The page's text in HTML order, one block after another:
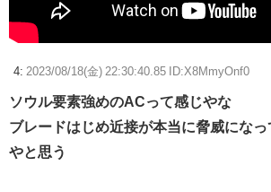
4: 2023/08/18(金) 22:30:40.85 ID:X8MmyOnf0
ソウル要素強めのACって感じやな
ブレードはじめ近接が本当に脅威にな
やと思う